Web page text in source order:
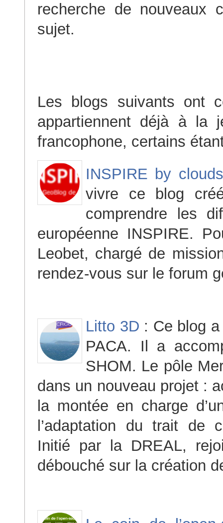
recherche de nouveaux
sujet.
Les blogs suivants ont
appartiennent déjà à la
francophone, certains
INSPIRE by
vivre ce blog
comprendre les
européenne INSPIRE.
Leobet, chargé de
rendez-vous sur le forum
Litto 3D : Ce blog
PACA. Il a
SHOM. Le pôle
dans un nouveau projet :
la montée en charge
l’adaptation du trait de
Initié par la DREAL,
débouché sur la création